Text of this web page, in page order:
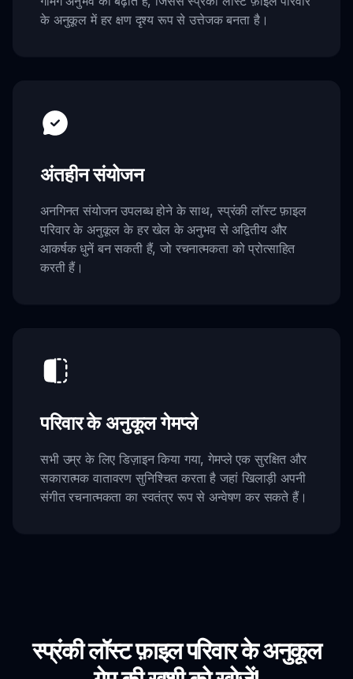
के अनुकूल में हर क्षण दृश्य रूप से उत्तेजक बनता है।
अंतहीन संयोजन
अनगिनत संयोजन उपलब्ध होने के साथ, स्प्रंकी लॉस्ट फ़ाइल
परिवार के अनुकूल के हर खेल के अनुभव से अद्वितीय और
आकर्षक धुनें बन सकती हैं, जो रचनात्मकता को प्रोत्साहित
करती हैं।
परिवार के अनुकूल गेमप्ले
सभी उम्र के लिए डिज़ाइन किया गया, गेमप्ले एक सुरक्षित और
सकारात्मक वातावरण सुनिश्चित करता है जहां खिलाड़ी अपनी
संगीत रचनात्मकता का स्वतंत्र रूप से अन्वेषण कर सकते हैं।
स्प्रंकी लॉस्ट फ़ाइल परिवार के अनुकूल